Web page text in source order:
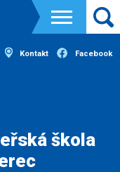
Kontakt Facebook
škola